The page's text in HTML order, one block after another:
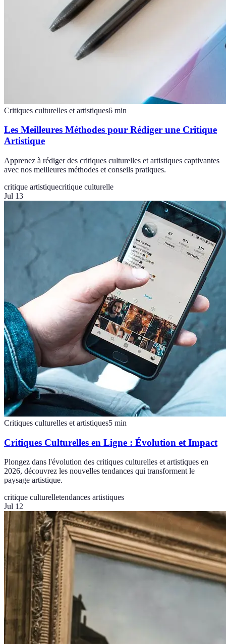
Critiques culturelles et artistiques6 min
Les Meilleures Méthodes pour Rédiger une Critique
Artistique
Apprenez à rédiger des critiques culturelles et artistiques captivantes
avec nos meilleures méthodes et conseils pratiques.
critique artistiquecritique culturelle
Jul 13
Critiques culturelles et artistiques5 min
Critiques Culturelles en Ligne : Évolution et Impact
Plongez dans l'évolution des critiques culturelles et artistiques en
2026, découvrez les nouvelles tendances qui transforment le
paysage artistique.
critique culturelletendances artistiques
Jul 12